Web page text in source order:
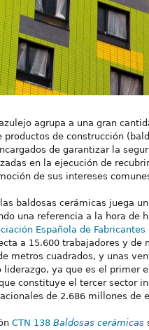
agrupa a una gran
de construcción
de garantizar la
en la ejecución de
de sus intereses
baldosas cerámicas juega
una referencia a la hora de
Española de
a 15.600 trabajadores y
metros cuadrados, y unas
ya que es el primer
constituye el tercer sector
de 2.686 millones de
CTN 138 Baldosas cerámicas